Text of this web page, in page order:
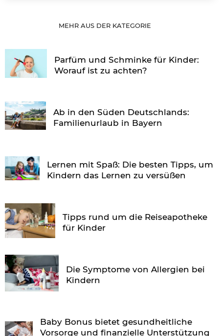
MEHR AUS DER KATEGORIE
Parfüm und Schminke für Kinder:
Worauf ist zu achten?
Ab in den Süden Deutschlands:
Familienurlaub in Bayern
Lernen mit Spaß: Die besten Tipps, um
Kindern das Lernen zu versüßen
Tipps rund um die Reiseapotheke
für Kinder
Die Symptome von Allergien bei
Kindern
Baby Bonus bietet gesundheitliche
Vorsorge und finanzielle Unterstützung